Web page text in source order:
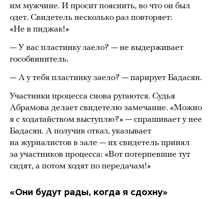
им мужчине. И просит пояснить, во что он был
одет. Свидетель несколько раз повторяет:
«Не в пиджак!»
— У вас пластинку заело? — не выдерживает
гособвинитель.
— А у тебя пластинку заело? — парирует Бадасян.
Участники процесса снова ругаются. Судья
Абрамова делает свидетелю замечание. «Можно
я с ходатайством выступлю?» — спрашивает у нее
Бадасян. А получив отказ, указывает
на журналистов в зале — их свидетель принял
за участников процесса: «Вот потерпевшие тут
сидят, а потом ходят по передачам!»
«Они будут рады, когда я сдохну»